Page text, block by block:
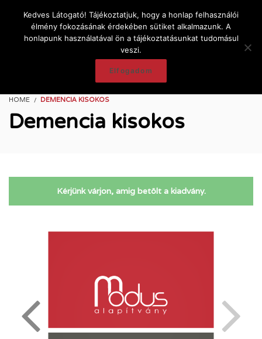
HOME DEMENCIA KISOKOS
Demencia kisokos
Kérjünk várjon, amig betölt a kiadvány.
Kedves Látogató! Tájékoztatjuk, hogy a honlap felhasználói
élmény fokozásának érdekében sütiket alkalmazunk. A
honlapunk használatával ön a tájékoztatásunkat tudomásul
veszi.
Elfogadom